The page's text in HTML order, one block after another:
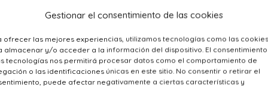
Gestionar el consentimiento de las cookies
ofrecer las mejores experiencias, utilizamos tecnologías como las cookies
almacenar y/o acceder a la información del dispositivo. El
tecnologías nos permitirá procesar datos como el comportamiento de
o las identificaciones únicas en este sitio. No consentir o retirar el
puede afectar negativamente a ciertas características y
Cera caliente o fría
La depilación con cera puede proporcionar
resultados duraderos al eliminar el vello desde